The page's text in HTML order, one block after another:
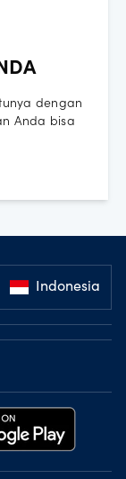
dengan
Anda bisa
Indonesia